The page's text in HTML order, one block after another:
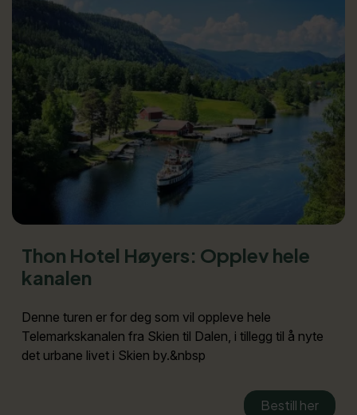
Thon Hotel Høyers: Opplev hele
kanalen
Denne turen er for deg som vil oppleve hele
Telemarkskanalen fra Skien til Dalen, i tillegg til å nyte
det urbane livet i Skien by.&nbsp
Bestill her